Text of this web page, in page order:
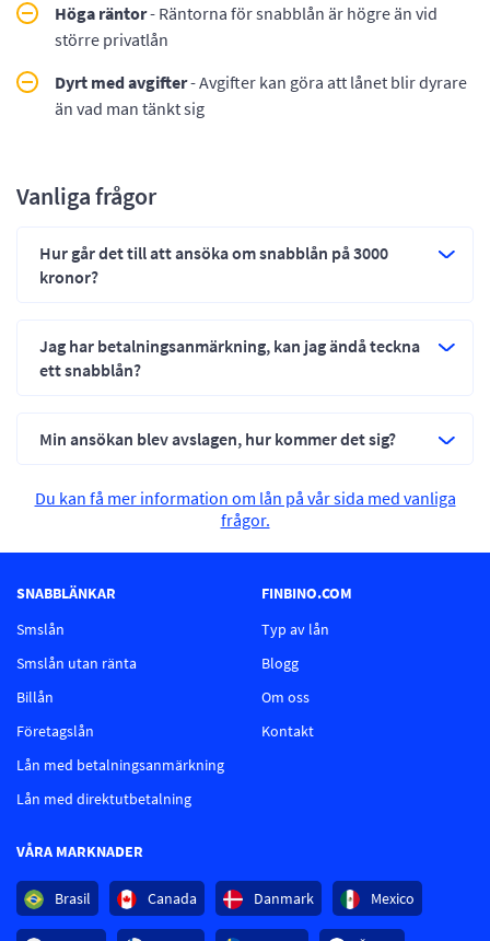
Höga räntor- Räntorna för snabblån är högre än vid
större privatlån
Dyrt med avgifter- Avgifter kan göra att lånet blir dyrare
än vad man tänkt sig
Vanliga frågor
Hur går det till att ansöka om snabblån på 3000
kronor?
Jag har betalningsanmärkning, kan jag ändå teckna
ett snabblån?
Min ansökan blev avslagen, hur kommer det sig?
Du kan få mer information om lån på vår sida med vanliga
frågor.
SNABBLÄNKAR
Smslån
Smslån utan ränta
Billån
Företagslån
Lån med betalningsanmärkning
Lån med direktutbetalning
FINBINO.COM
Typ av lån
Blogg
Om oss
Kontakt
VÅRA MARKNADER
Brasil Canada Danmark Mexico